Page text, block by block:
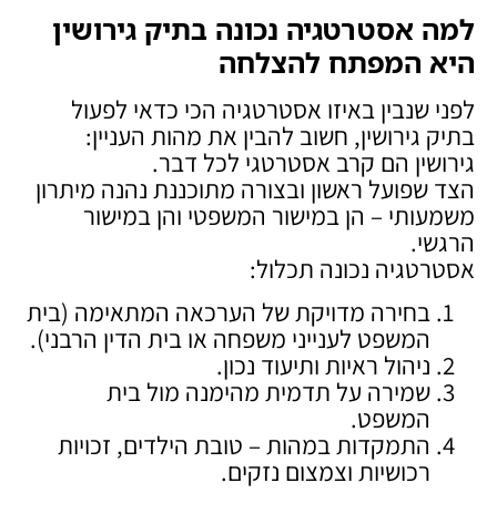
למה אסטרטגיה נכונה בתיק גירושין
היא המפתח להצלחה
לפני שנבין באיזו אסטרטגיה הכי כדאי לפעול
בתיק גירושין, חשוב להבין את מהות העניין:
גירושין הם קרב אסטרטגי לכל דבר.
הצד שפועל ראשון ובצורה מתוכננת נהנה מיתרון
משמעותי – הן במישור המשפטי והן במישור
הרגשי.
אסטרטגיה נכונה תכלול:
בחירה מדויקת של הערכאה המתאימה (בית
המשפט לענייני משפחה או בית הדין הרבני).
ניהול ראיות ותיעוד נכון.
שמירה על תדמית מהימנה מול בית
המשפט.
התמקדות במהות – טובת הילדים, זכויות
רכושיות וצמצום נזקים.